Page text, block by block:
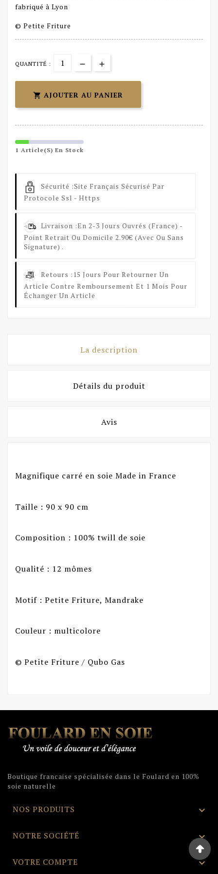
fabriqué à Lyon
© Petite Friture
QUANTITÉ :
 AJOUTER AU PANIER
1 Article(s) En Stock
Sécurité :Site Français Sécurisé Par
Protocole Ssl - Https
Livraison :En 2-3 Jours Ouvrés (France) -
Point Retrait Ou Domicile 2.90€ (avec Ou Sans
Signature) .
Retours : 15 Jours Pour Retourner Un
Article Contre Remboursement Et 1 Mois Pour
Échanger Un Article
La description
Détails du produit
Avis
Magnifique carré en soie Made in France
Taille : 90 x 90 cm
Composition : 100% twill de soie
Qualité : 12 mômes
Motif : Petite Friture, Mandrake
Couleur : multicolore
© Petite Friture / Qubo Gas
Boutique francaise spécialisée dans le Foulard en 100%
soie naturelle
NOS PRODUITS 
NOTRE SOCIÉTÉ 
VOTRE COMPTE 